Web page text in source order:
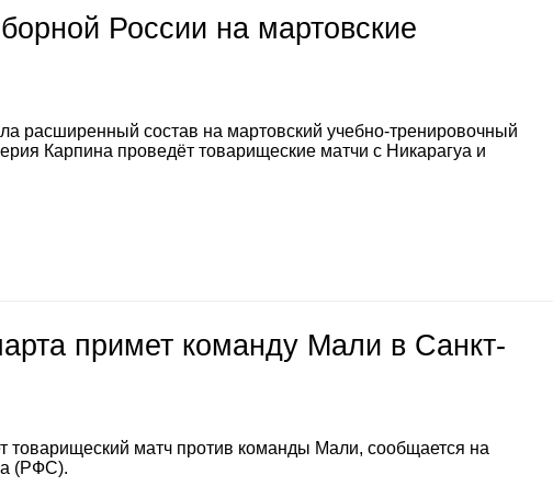
России на мартовские
расширенный состав на мартовский учебно-тренировочный
Карпина проведёт товарищеские матчи с Никарагуа и
примет команду Мали в Санкт-
товарищеский матч против команды Мали, сообщается на
(РФС).